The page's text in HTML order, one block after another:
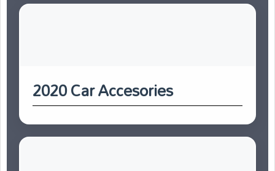
2020 Car Accesories